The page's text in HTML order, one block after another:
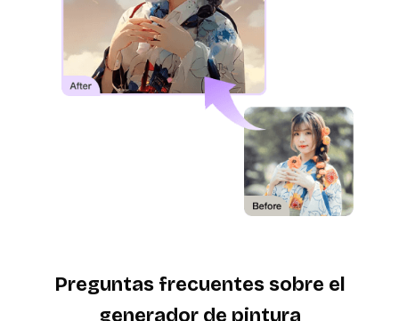
Preguntas frecuentes sobre el
generador de pintura